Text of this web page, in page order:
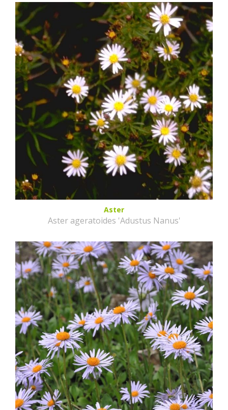
Aster
Aster ageratoides 'Adustus Nanus'